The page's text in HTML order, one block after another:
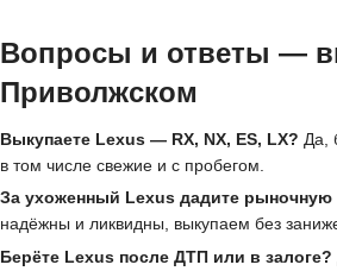
Вопросы и ответы —
Приволжском
Выкупаете Lexus — RX, NX, ES, LX? Да,
в том числе свежие и с пробегом.
За ухоженный Lexus дадите рыночную
надёжны и ликвидны, выкупаем без
Берёте Lexus после ДТП или в залоге?